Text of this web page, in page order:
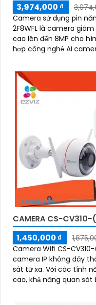
3,974,000 ₫
Camera sử dụng pin
2F8WFL là camera
cao lên đến 8MP cho
hợp công nghệ AI
Thiết kế bền bỉ chống
mọi điều kiện thời tiết.
2F8WFL có khả năng
Không Dây, chức năng
CAMERA CS-CV310-
1,450,000 ₫
Camera Wifi CS-
camera IP không dây
sát từ xa. Với các tính năng nổi bật như độ phân giải
cao, khả năng quan sát